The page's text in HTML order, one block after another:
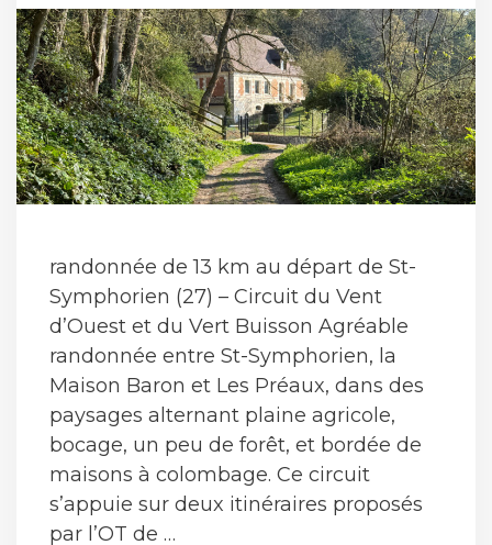
randonnée de 13 km au départ de St-
Symphorien (27) – Circuit du Vent
d’Ouest et du Vert Buisson Agréable
randonnée entre St-Symphorien, la
Maison Baron et Les Préaux, dans des
paysages alternant plaine agricole,
bocage, un peu de forêt, et bordée de
maisons à colombage. Ce circuit
s’appuie sur deux itinéraires proposés
par l’OT de …